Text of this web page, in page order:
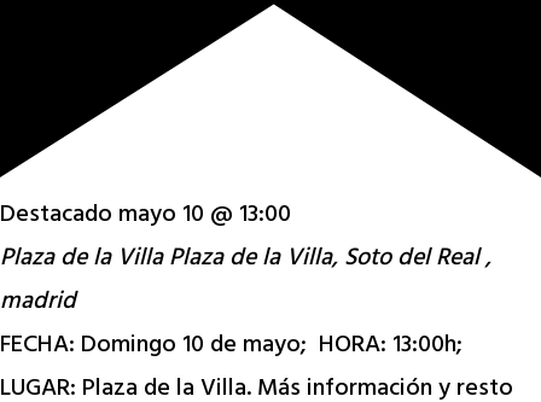
Destacado mayo 10 @ 13:00
Plaza de la VillaPlaza de la Villa, Soto del Real ,
madrid
FECHA: Domingo 10 de mayo; HORA: 13:00h;
LUGAR: Plaza de la Villa. Más información y resto